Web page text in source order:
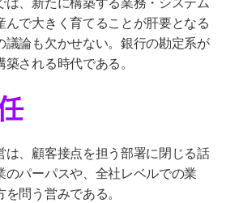
で大きく育てることが肝要となる
議論も欠かせない。銀行の勘定系が
される時代である。
は、顧客接点を担う部署に閉じる話
のパーパスや、全社レベルでの業
問う営みである。